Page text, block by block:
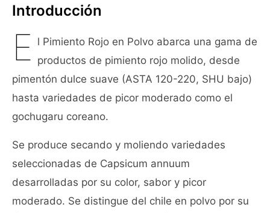
Introducción
E l Pimiento Rojo en Polvo abarca una gama de
productos de pimiento rojo molido, desde
pimentón dulce suave (ASTA 120-220, SHU bajo)
hasta variedades de picor moderado como el
gochugaru coreano.
Se produce secando y moliendo variedades
seleccionadas de Capsicum annuum
desarrolladas por su color, sabor y picor
moderado. Se distingue del chile en polvo por su